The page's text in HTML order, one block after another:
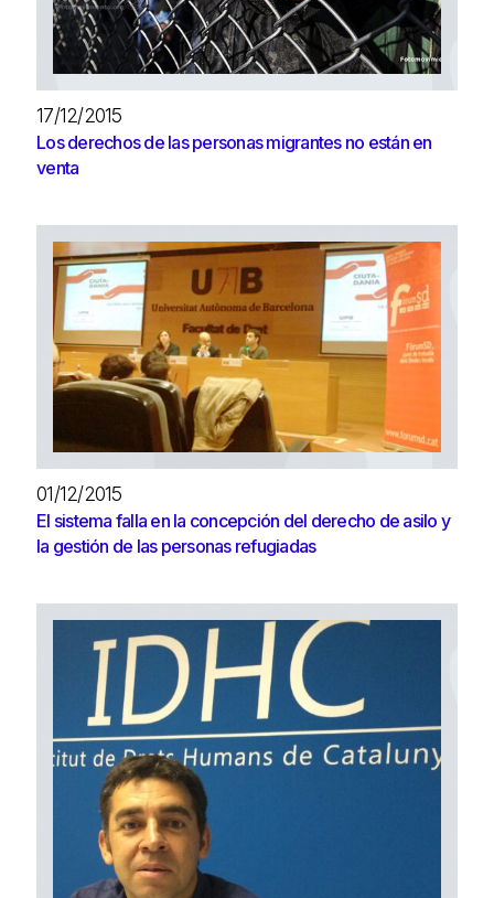
17/12/2015
Los derechos de las personas migrantes no están en
venta
01/12/2015
El sistema falla en la concepción del derecho de asilo y
la gestión de las personas refugiadas